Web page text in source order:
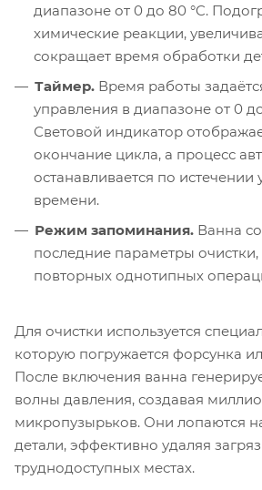
диапазоне от 0 до 80 °C.
химические реакции,
сокращает время обработки
Таймер. Время работы
управления в диапазоне от 0
Световой индикатор
окончание цикла, а процесс
останавливается по истечении
времени.
Режим запоминания. Ванна
последние параметры
повторных однотипных
Для очистки используется
которую погружается форсунка
После включения ванна
волны давления, создавая
микропузырьков. Они лопаются
детали, эффективно удаляя
труднодоступных местах.